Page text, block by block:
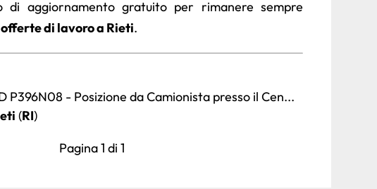
di aggiornamento gratuito per rimanere sempre
offerte di lavoro a Rieti.
P396N08 - Posizione da Camionista presso il Cen...
(RI)
Pagina 1 di 1